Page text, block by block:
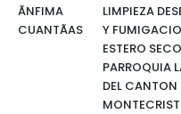
ÃNFIMA
CUANTÃAS
LIMPIEZA
Y
ESTERO
PARROQUIA
DEL CANTON